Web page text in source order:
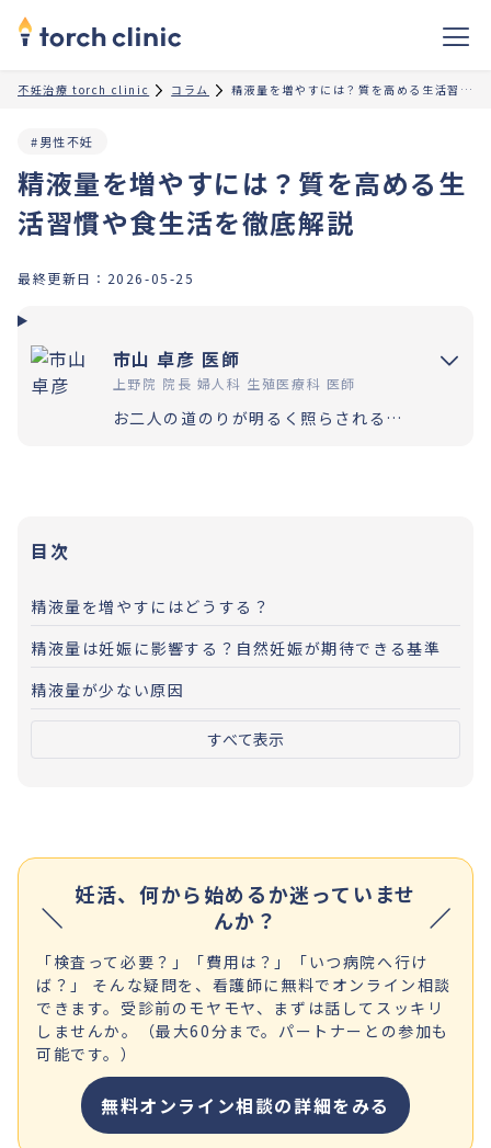
不妊治療 torch clinic コラム 精液量を増やすには？質を高める生活習慣や食生活を徹底解説
精液量を増やすには？質を高める生
活習慣や食生活を徹底解説
#男性不妊
最終更新日： 2026-05-25
市山 卓彦 医師
上野院 院長 婦人科 生殖医療科 医師
お二人の道のりが明るく照らされるよう「理解」と「納得」の上で選択いただく過程を大切にしています。エビデンスに基づいた高水準の医療提供により「幸せな家族計画の実現」をお手伝いさせていただきます。
目次
精液量を増やすにはどうする？
精液量は妊娠に影響する？自然妊娠が期待できる基準
精液量が少ない原因
すべて表示
妊活、何から始めるか迷っていませ
んか？
「検査って必要？」「費用は？」「いつ病院へ行け
ば？」 そんな疑問を、看護師に無料でオンライン相談
できます。受診前のモヤモヤ、まずは話してスッキリ
しませんか。（最大60分まで。パートナーとの参加も
可能です。）
無料オンライン相談の詳細をみる